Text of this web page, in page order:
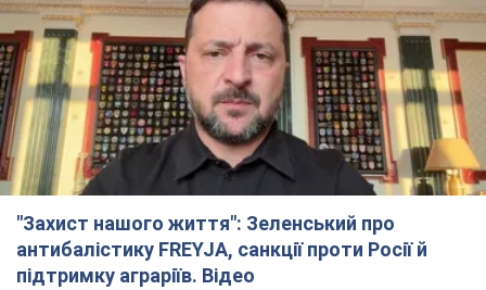
"Захист нашого життя": Зеленський про
антибалістику FREYJA, санкції проти Росії й
підтримку аграріїв. Відео